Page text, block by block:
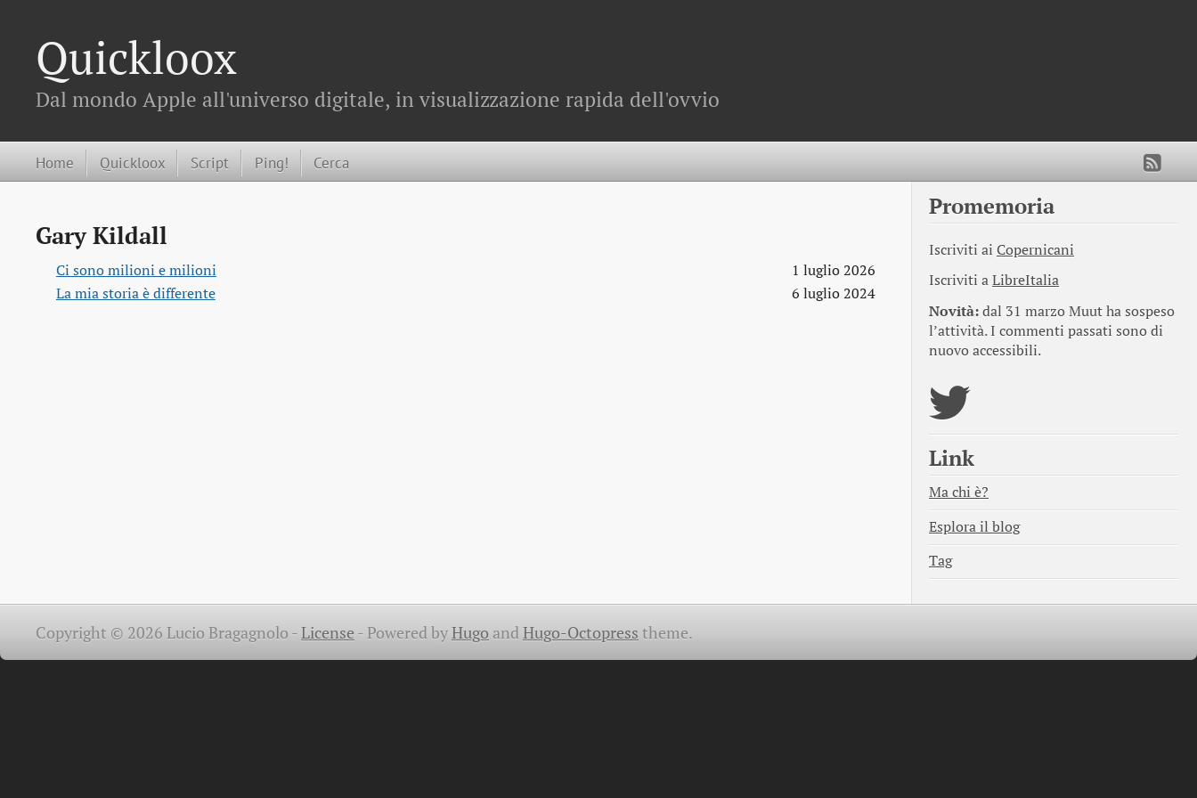
Quickloox
Dal mondo Apple all'universo digitale, in visualizzazione rapida dell'ovvio
Home Quickloox Script Ping! Cerca
Gary Kildall
Ci sono milioni e milioni
1 luglio 2026
La mia storia è differente
6 luglio 2024
Promemoria
Iscriviti ai Copernicani
Iscriviti aLibreItalia
Novità:dal 31 marzo Muut ha sospeso
l’attività. I commenti passati sono di
nuovo accessibili.
Link
Ma chi è?
Esplora il blog
Tag
Copyright © 2026 Lucio Bragagnolo -License -Powered byHugoandHugo-Octopress theme.